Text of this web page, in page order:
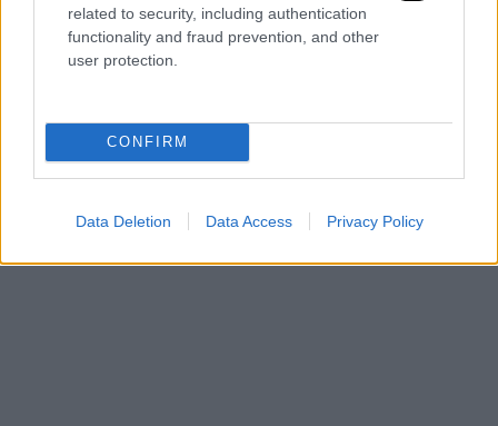
related to security, including authentication
functionality and fraud prevention, and other
user protection.
CONFIRM
Data Deletion Data Access Privacy Policy
Αργότερα, με νέο μήνυμα, κλήθηκαν όσοι
βρίσκονται στις περιοχές
προς τηΧώρα της Σερίφουμέσω του
Κουταλά.